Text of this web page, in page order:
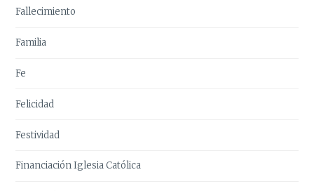
Fallecimiento
Familia
Fe
Felicidad
Festividad
Financiación Iglesia Católica